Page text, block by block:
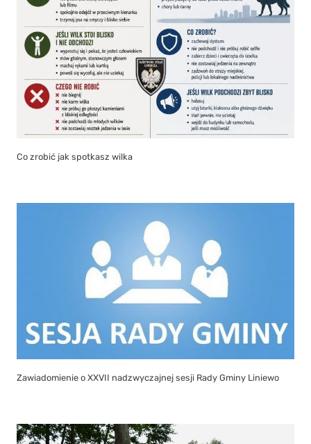
Co zrobić jak spotkasz wilka
Zawiadomienie o XXVII nadzwyczajnej sesji Rady Gminy Liniewo